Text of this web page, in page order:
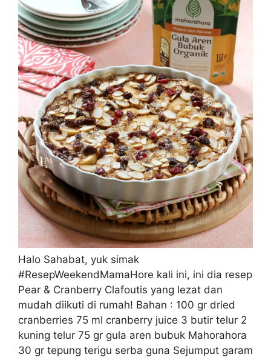
Halo Sahabat, yuk simak
#ResepWeekendMamaHore kali ini, ini dia resep
Pear & Cranberry Clafoutis yang lezat dan
mudah diikuti di rumah! Bahan : 100 gr dried
cranberries 75 ml cranberry juice 3 butir telur 2
kuning telur 75 gr gula aren bubuk Mahorahora
30 gr tepung terigu serba guna Sejumput garam